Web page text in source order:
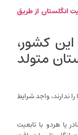
انگلستان از طریق
کشور،
متولد
را ندارند، واجد شرایط
یا هردو با تابعیت